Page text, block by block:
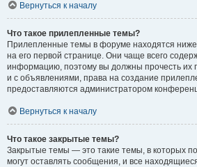
Вернуться к началу
Что такое прилепленные темы?
Прилепленные темы в форуме находятся ниже
на его первой странице. Они чаще всего
информацию, поэтому вы должны прочесть их
и с объявлениями, права на создание
предоставляются администратором
Вернуться к началу
Что такое закрытые темы?
Закрытые темы — это такие темы, в которых
могут оставлять сообщения, и все